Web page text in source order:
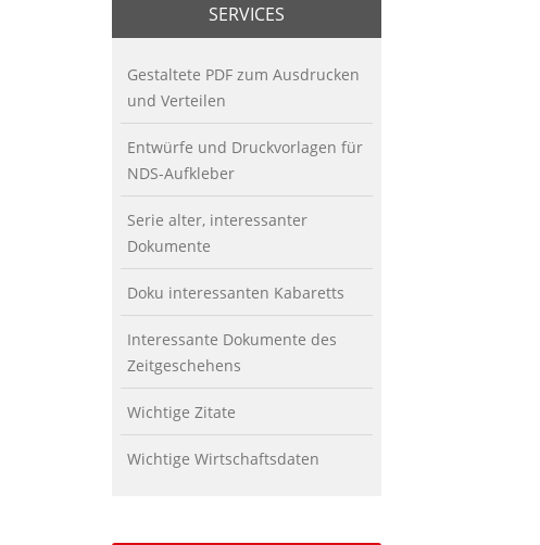
SERVICES
Gestaltete PDF zum Ausdrucken
und Verteilen
Entwürfe und Druckvorlagen für
NDS-Aufkleber
Serie alter, interessanter
Dokumente
Doku interessanten Kabaretts
Interessante Dokumente des
Zeitgeschehens
Wichtige Zitate
Wichtige Wirtschaftsdaten